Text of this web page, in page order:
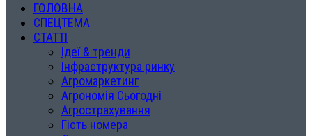
ГОЛОВНА
СПЕЦТЕМА
СТАТТІ
Ідеї & тренди
Інфраструктура ринку
Агромаркетинг
Агрономія Сьогодні
Агрострахування
Гість номера